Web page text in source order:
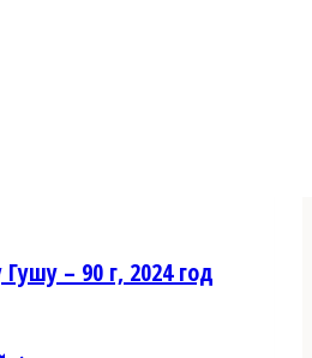
– 90 г, 2024 год